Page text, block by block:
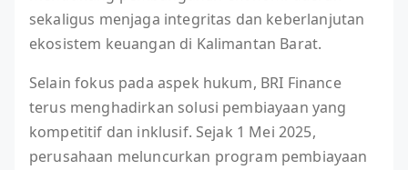
sekaligus menjaga integritas dan keberlanjutan
ekosistem keuangan di Kalimantan Barat.
Selain fokus pada aspek hukum, BRI Finance
terus menghadirkan solusi pembiayaan yang
kompetitif dan inklusif. Sejak 1 Mei 2025,
perusahaan meluncurkan program pembiayaan